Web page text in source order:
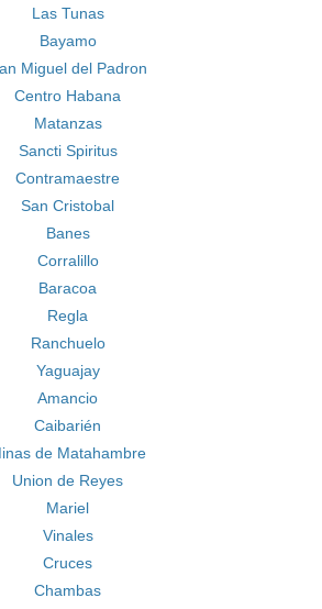
Las Tunas
Bayamo
Miguel del Padron
Centro Habana
Matanzas
Sancti Spiritus
Contramaestre
San Cristobal
Banes
Corralillo
Baracoa
Regla
Ranchuelo
Yaguajay
Amancio
Caibarién
de Matahambre
Union de Reyes
Mariel
Vinales
Cruces
Chambas